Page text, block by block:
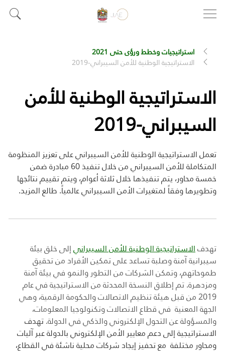
استراتيجيات وخطط ورؤى حتى 2021
الاستراتيجية الوطنية للأمن السيبراني-2019
الاستراتيجية الوطنية للأمن
السيبراني-2019
تعمل الاستراتيجية الوطنية للأمن السيبراني على تعزيز المنظومة
المتكاملة للأمن السيبراني من خلال تنفيذ 60 مبادرة ضمن
خمسة محاور، يتم تنفيذها خلال ثلاثة أعوام، ويتم تقييم نتائجها
وتطويرها وفقاً لمتغيرات الأمن السيبراني عالمياً. طالع المزيد.
تهدف الاستراتيجية الوطنية للأمن السيبراني إلى خلق بيئة
سيبرانية آمنة وصلبة تساعد على تمكين الأفراد من تحقيق
طموحاتهم، وتمكن الشركات من التطور والنمو في بيئة آمنة
ومزدهرة. تم إطلاق النسخة المحدثة من الاستراتيجية في عام
2019 من قبل هيئة تنظيم الاتصالات والحكومة الرقمية، وهي
الجهة المعنية في قطاع الاتصالات وتكنولوجيا المعلومات،
والمسؤولة عن التحول الإلكتروني والذكي في الدولة. تهدف
الاستراتيجية إلى دعم معايير الأمن الإلكتروني بالدولة عبر آليات
ومحاور مختلفة مع تحفيز إيجاد شركات محلية ناشئة في القطاع،